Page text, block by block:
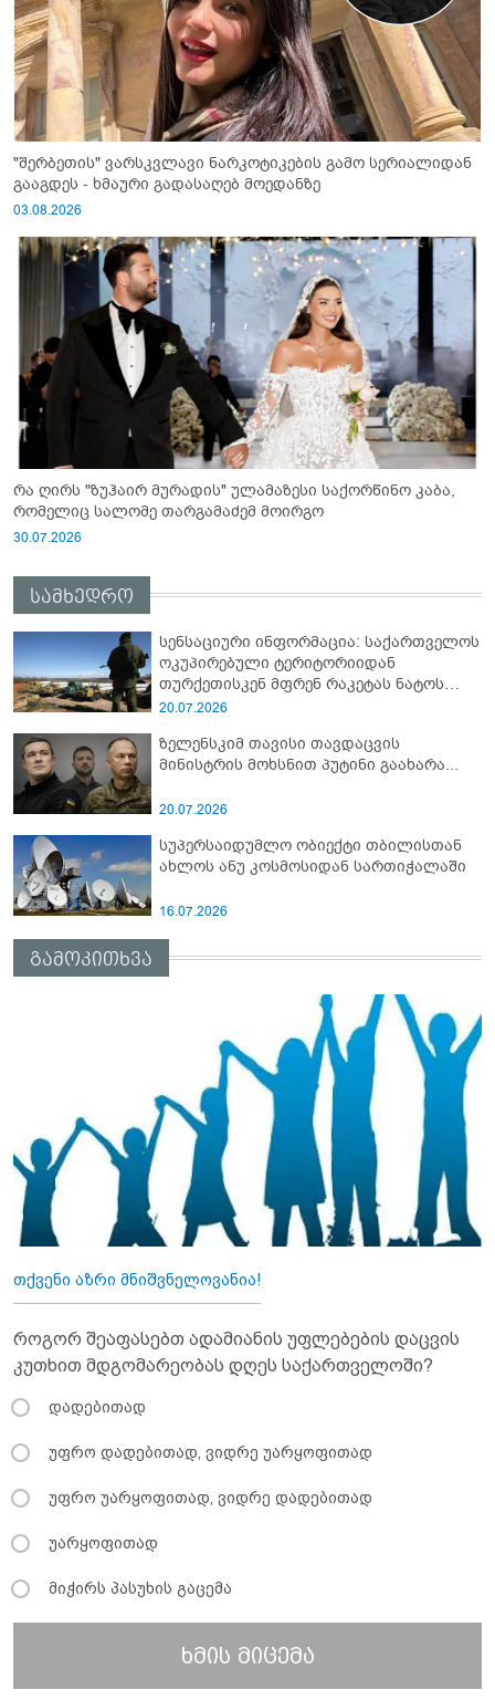
"შერბეთის" ვარსკვლავი ნარკოტიკების გამო სერიალიდან
გააგდეს - ხმაური გადასაღებ მოედანზე
03.08.2026
რა ღირს "ზუჰაირ მურადის" ულამაზესი საქორწინო კაბა,
რომელიც სალომე თარგამაძემ მოირგო
30.07.2026
სამხედრო
სენსაციური ინფორმაცია: საქართველოს
ოკუპირებული ტერიტორიიდან
თურქეთისკენ მფრენ რაკეტას ნატოს
სამიტი კინაღამ ჩაუშლია
20.07.2026
ზელენსკიმ თავისი თავდაცვის
მინისტრის მოხსნით პუტინი გაახარა...
20.07.2026
სუპერსაიდუმლო ობიექტი თბილისთან
ახლოს ანუ კოსმოსიდან სართიჭალაში
16.07.2026
გამოკითხვა
თქვენი აზრი მნიშვნელოვანია!
როგორ შეაფასებთ ადამიანის უფლებების დაცვის
კუთხით მდგომარეობას დღეს საქართველოში?
დადებითად
უფრო დადებითად, ვიდრე უარყოფითად
უფრო უარყოფითად, ვიდრე დადებითად
უარყოფითად
მიჭირს პასუხის გაცემა
ხმის მიცემა